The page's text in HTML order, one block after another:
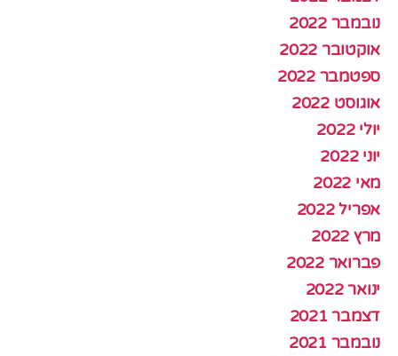
נובמבר 2022
אוקטובר 2022
ספטמבר 2022
אוגוסט 2022
יולי 2022
יוני 2022
מאי 2022
אפריל 2022
מרץ 2022
פברואר 2022
ינואר 2022
דצמבר 2021
נובמבר 2021